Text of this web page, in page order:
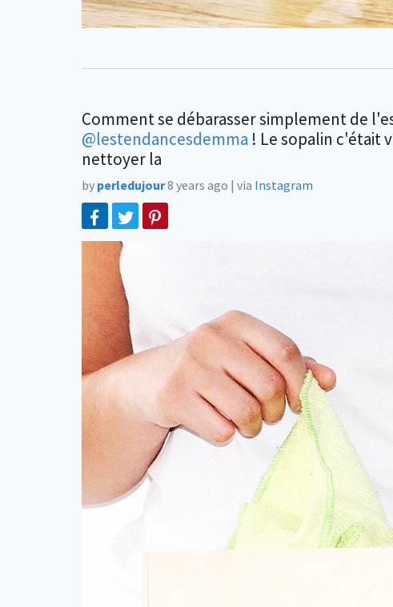
Comment se débarasser simplement de
@lestendancesdemma ! Le sopalin c'était
nettoyer la
by perledujour8 years ago | via Instagram